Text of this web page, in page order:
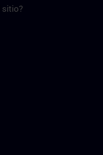
sitio?